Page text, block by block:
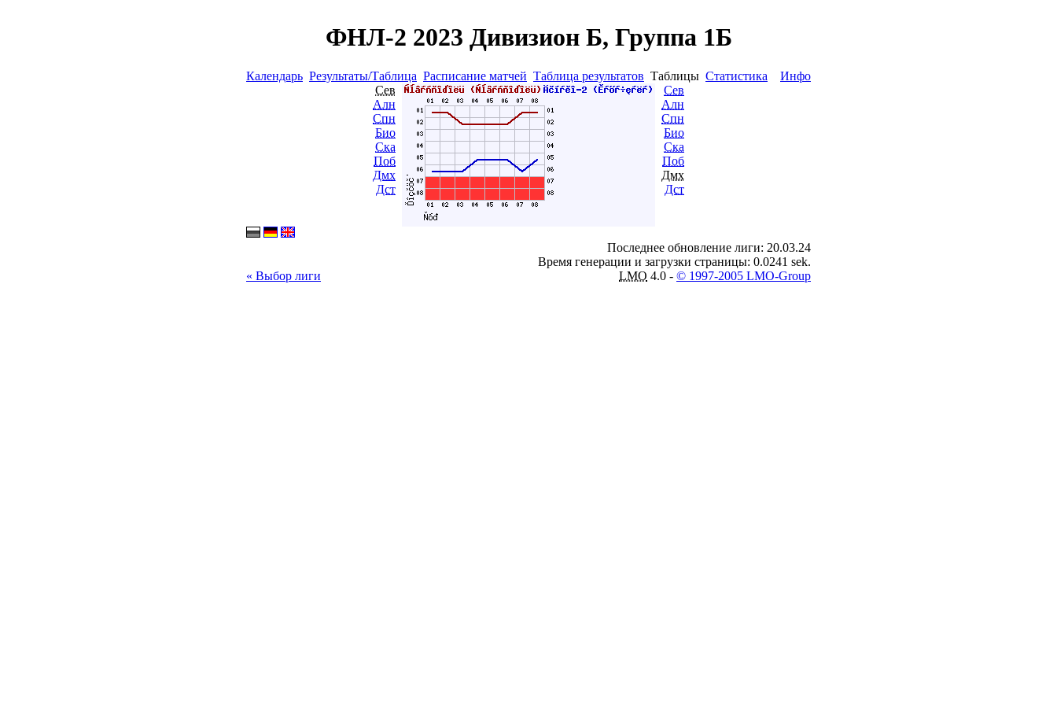
ФНЛ-2 2023 Дивизион Б, Группа 1Б
Календарь Результаты/Таблица Расписание матчей Таблица результатов Таблицы Статистика
Инфо
Сев
Алн
Спн
Био
Ска
Поб
Дмх
Дст
Сев
Алн
Спн
Био
Ска
Поб
Дмх
Дст
« Выбор лиги
Последнее обновление лиги: 20.03.24
Время генерации и загрузки страницы: 0.0241 sek.
LMO 4.0 - © 1997-2005 LMO-Group